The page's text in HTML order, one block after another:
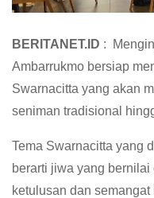
BERITANET.ID :
Ambarrukmo bersiap
Swarnacitta yang akan
seniman tradisional
Tema Swarnacitta yang
berarti jiwa yang
ketulusan dan